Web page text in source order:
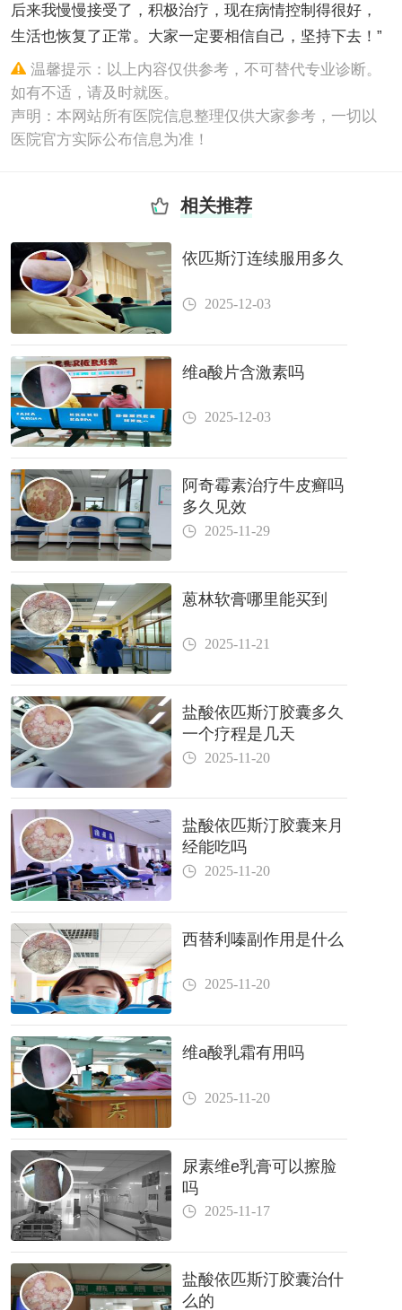
后来我慢慢接受了，积极治疗，现在病情控制得很好，
生活也恢复了正常。大家一定要相信自己，坚持下去！”
温馨提示：以上内容仅供参考，不可替代专业诊断。
如有不适，请及时就医。
声明：本网站所有医院信息整理仅供大家参考，一切以
医院官方实际公布信息为准！
相关推荐
依匹斯汀连续服用多久
2025-12-03
维a酸片含激素吗
2025-12-03
阿奇霉素治疗牛皮癣吗
多久见效
2025-11-29
蒽林软膏哪里能买到
2025-11-21
盐酸依匹斯汀胶囊多久
一个疗程是几天
2025-11-20
盐酸依匹斯汀胶囊来月
经能吃吗
2025-11-20
西替利嗪副作用是什么
2025-11-20
维a酸乳霜有用吗
2025-11-20
尿素维e乳膏可以擦脸
吗
2025-11-17
盐酸依匹斯汀胶囊治什
么的